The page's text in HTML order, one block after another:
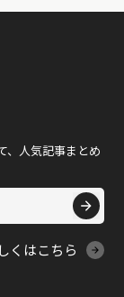
、人気記事まとめ
くはこちら